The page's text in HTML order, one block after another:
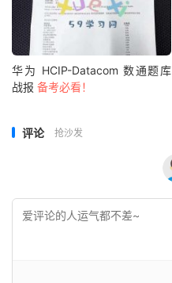
华为 HCIP-Datacom 数通题库
战报 备考必看！
评论 抢沙发